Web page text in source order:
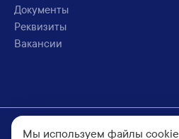
Документы
Реквизиты
Вакансии
© 2007–
Климатическая
Мы используем файлы